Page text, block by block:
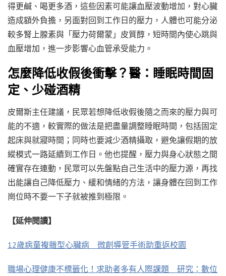
得更鹹、喝更多酒，這些因素可能讓血壓波動增加，對心臟
造成額外負擔，另面對回到工作日的壓力，人體也可能分泌
較多腎上腺素與「壓力荷爾蒙」皮質醇，短時間內使心跳與
血壓增加，進一步影響心血管承受能力。
怎麼降低收假後衝擊？醫：睡眠時間固
定、少碰酒精
皮爾斯主任建議，民眾若想降低收假後隨之而來的壓力與可
能的不適，較實際的做法是把盡量調整睡眠時間，包括固定
起床與就寢時間；同時也要減少酒精攝取，避免讓假期的放
縱模式一路延續到工作日。他也提醒，壓力與身心狀態之間
確實存在連動，民眾可以先盤點自己生活中的壓力源，再找
出能讓自己降低壓力、緩和情緒的方法，讓身體在回到工作
崗位時不要一下子就被推到極限。
【延伸閱讀】
12歲病童複雜型心臟病 微創導管手術助重返校園
職場心理健康不標籤化！求助者多有人際課題 研究：數位